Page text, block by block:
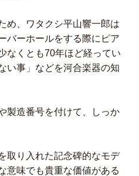
め、ワタクシ平山響一郎は
バーホールをする際にピア
なくとも70年ほど経ってい
い事」などを河合楽器の知
製造番号を付けて、しっか
取り入れた記念碑的なモデ
意味でも貴重な価値がある